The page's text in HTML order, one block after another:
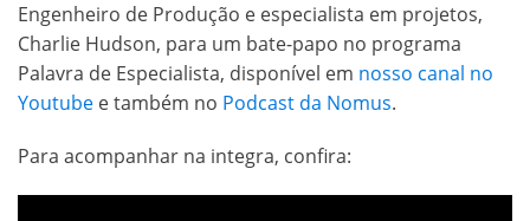
Engenheiro de Produção e especialista em projetos,
Charlie Hudson, para um bate-papo no programa
Palavra de Especialista, disponível em nosso canal no
Youtube e também no Podcast da Nomus.
Para acompanhar na integra, confira: